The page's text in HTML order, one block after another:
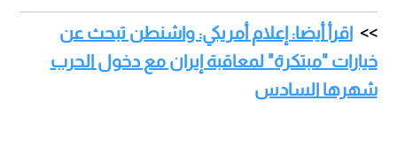
اقرأ أيضا: إعلام أمريكي: واشنطن تبحث عن
خيارات "مبتكرة" لمعاقبة إيران مع دخول الحرب
شهرها السادس